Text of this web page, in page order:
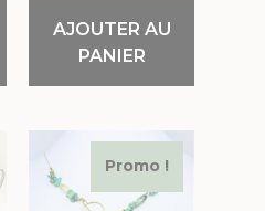
AJOUTER AU
PANIER
Promo !